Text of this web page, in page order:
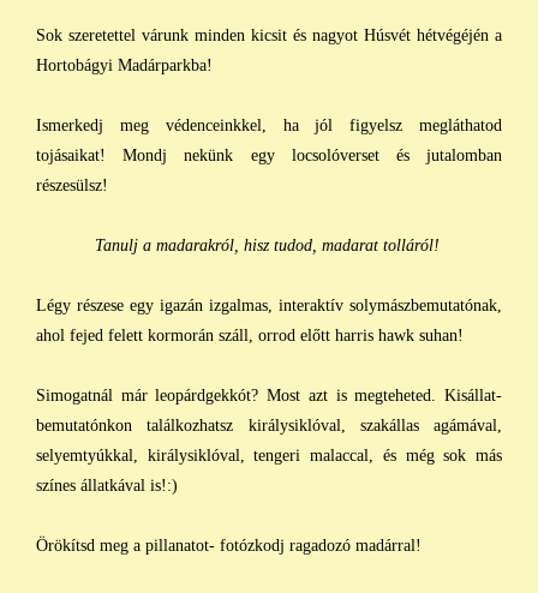
Sok szeretettel várunk minden kicsit és nagyot Húsvét hétvégéjén a
Hortobágyi Madárparkba!
Ismerkedj meg védenceinkkel, ha jól figyelsz megláthatod
tojásaikat! Mondj nekünk egy locsolóverset és jutalomban
részesülsz!
Tanulj a madarakról, hisz tudod, madarat tolláról!
Légy részese egy igazán izgalmas, interaktív solymászbemutatónak,
ahol fejed felett kormorán száll, orrod előtt harris hawk suhan!
Simogatnál már leopárdgekkót? Most azt is megteheted. Kisállat-
bemutatónkon találkozhatsz királysiklóval, szakállas agámával,
selyemtyúkkal, királysiklóval, tengeri malaccal, és még sok más
színes állatkával is!:)
Örökítsd meg a pillanatot- fotózkodj ragadozó madárral!